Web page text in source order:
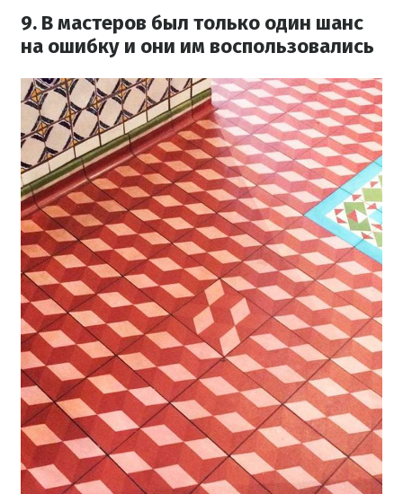
9. В мастеров был только один шанс
на ошибку и они им воспользовались